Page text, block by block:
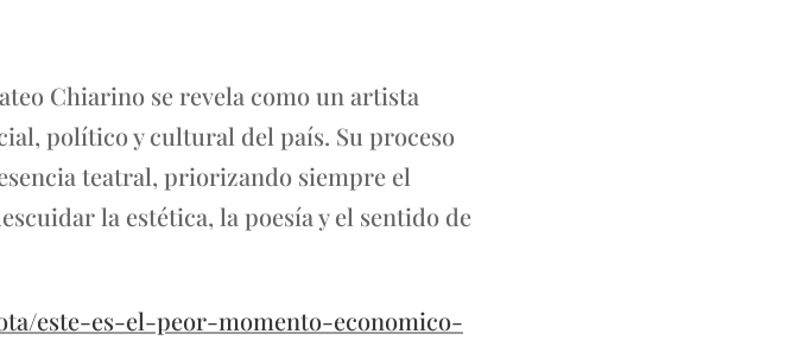
Chiarino se revela como un artista
político y cultural del país. Su proceso
teatral, priorizando siempre el
la estética, la poesía y el sentido de
este-es-el-peor-momento-economico-